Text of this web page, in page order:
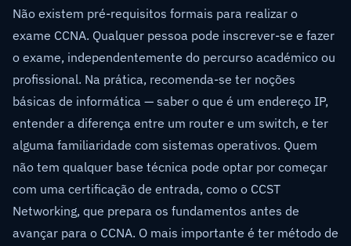
Não existem pré-requisitos formais para realizar o
exame CCNA. Qualquer pessoa pode inscrever-se e fazer
o exame, independentemente do percurso académico ou
profissional. Na prática, recomenda-se ter noções
básicas de informática — saber o que é um endereço IP,
entender a diferença entre um router e um switch, e ter
alguma familiaridade com sistemas operativos. Quem
não tem qualquer base técnica pode optar por começar
com uma certificação de entrada, como o CCST
Networking, que prepara os fundamentos antes de
avançar para o CCNA. O mais importante é ter método de